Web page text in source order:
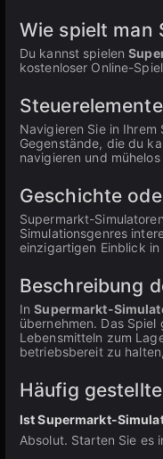
Wie spielt man
Du kannst spielen
kostenloser Online-
Steuerelemente
Navigieren Sie in
Gegenstände, die du
navigieren und
Geschichte
Supermarkt-
Simulationsgenres
einzigartigen Einblick
Beschreibung
InSupermarkt-
übernehmen. Das
Lebensmitteln zum
betriebsbereit zu
Häufig
Ist Supermarkt-
Absolut. Starten Sie es